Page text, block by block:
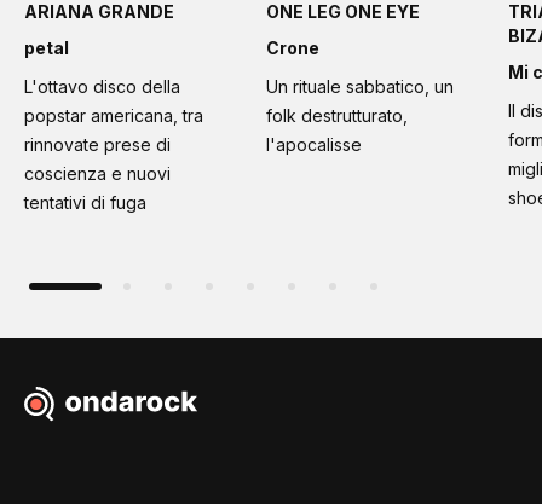
ARIANA GRANDE
petal
L'ottavo disco della
popstar americana, tra
rinnovate prese di
coscienza e nuovi
tentativi di fuga
ONE LEG ONE EYE
Crone
Un rituale sabbatico, un
folk destrutturato,
l'apocalisse
Mi
Il